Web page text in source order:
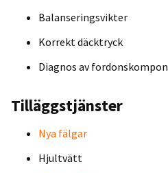
Balanseringsvikter
Korrekt däcktryck
Diagnos av
Tilläggstjänster
Nya fälgar
Hjultvätt